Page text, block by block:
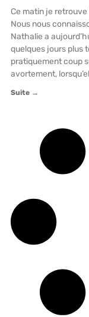
Ce matin je
Nous nous
Nathalie a
quelques jours plus
pratiquement coup
avortement,
Suite →